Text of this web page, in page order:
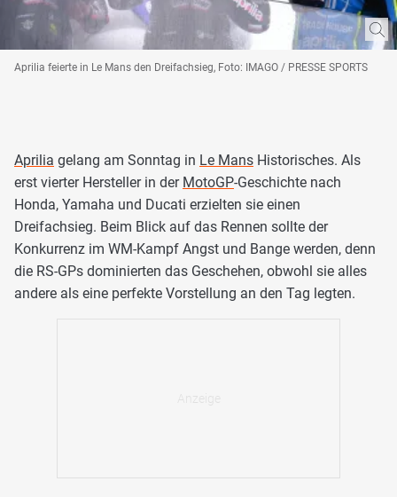
Aprilia feierte in Le Mans den Dreifachsieg, Foto: IMAGO / PRESSE SPORTS
Aprilia gelang am Sonntag in Le Mans Historisches. Als
erst vierter Hersteller in der MotoGP-Geschichte nach
Honda, Yamaha und Ducati erzielten sie einen
Dreifachsieg. Beim Blick auf das Rennen sollte der
Konkurrenz im WM-Kampf Angst und Bange werden, denn
die RS-GPs dominierten das Geschehen, obwohl sie alles
andere als eine perfekte Vorstellung an den Tag legten.